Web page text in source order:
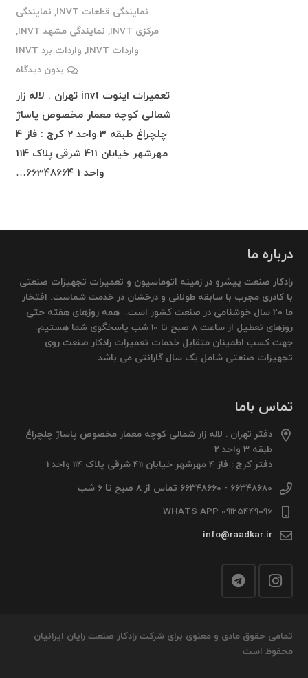
نمایندگی قطعات INVT
, نمایندگی
مرکزی INVT
, نمایندگی مشهد INVT
,
واردات INVT
, واردات برد INVT
بدون دیدگاه
تعمیرات اینوت invt تهران : لاله زار
شمالی کوچه معمار مخصوص پاساژ
چلچراغ طبقه 3 واحد 2 کرج : فاز 4
مهرشهر خیابان 411 شرقی پلاک 114
واحد 1 66348664…
درباره ما
رادکار صنعت پیشرو در زمینه اتوماسیون و تعمیرات تجهیزات صنعتی
با کادری مجرب با سابقه طولانی و درخشان در خدمت شماست. افتخار
ما 20 سال خوشنامی در صنعت کشور است. همه روزهای هفته حتی
روزهای تعطیل از ساعت 8 صبح تا 10 شب پاسخگوی شما هستیم.
جهت کسب اطمینان متقابل خدمات تعمیرات رادکار صنعت روی
تجهیزات صنعتی شامل یک سال گارانتی می باشد.
تماس باما
دفتر تهران : لاله زار شمالی کوچه معمار مخصوص پاساژ چلچراغ
طبقه 3 واحد 2
دفتر کرج : فاز 4 مهرشهر خیابان 411 شرقی پلاک 114 واحد 1
66348680 - 66348660 تماس از 8 صبح تا 6 شب
09125449096 WHATS APP
info@raadkar.ir
تمامی حقوق مادی و معنوی برای شرکت رادکار صنعت رایان ایرانیان
محفوظ است